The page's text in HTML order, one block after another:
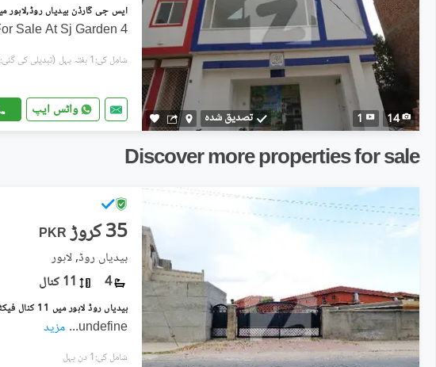
14
1 تصدیق شدہ
4 Floor Plaza For Sale At Sj Garden
شامل کی:1 ہفتہ پہل (تبدیلی کی گئی:16 گھنٹے پہلے)
واٹس ایپ
Discover more properties for sale
PKR 35 کروڑ
بیدیاں روڈ, لاہور
4
11 کنال
بیدیاں روڈ لاہور میں 11 کنال فیکٹری 35.0 کروڑ میں برائے فروخت۔
undefine
... مزید
شامل کی:1 دن پہل